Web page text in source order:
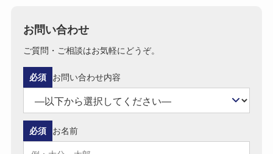
お問い合わせ
ご質問・ご相談はお気軽にどうぞ。
お問い合わせ内容
必須
お名前
必須